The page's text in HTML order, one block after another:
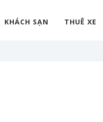
KHÁCH SẠN THUÊ XE